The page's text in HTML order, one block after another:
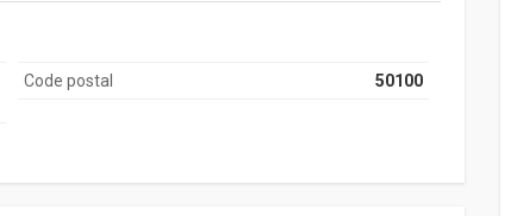
Code postal 50100